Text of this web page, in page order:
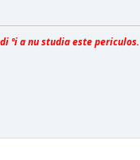
ºi a nu studia este periculos.